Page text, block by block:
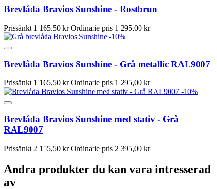
Brevlåda Bravios Sunshine - Rostbrun
Prissänkt 1 165,50 kr Ordinarie pris 1 295,00 kr
-10%
Brevlåda Bravios Sunshine - Grå metallic RAL9007
Prissänkt 1 165,50 kr Ordinarie pris 1 295,00 kr
-10%
Brevlåda Bravios Sunshine med stativ - Grå
RAL9007
Prissänkt 2 155,50 kr Ordinarie pris 2 395,00 kr
Andra produkter du kan vara intresserad
av